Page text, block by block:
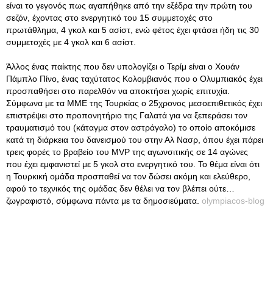
είναι το γεγονός πως αγαπήθηκε από την εξέδρα την πρώτη του
σεζόν, έχοντας στο ενεργητικό του 15 συμμετοχές στο
πρωτάθλημα, 4 γκολ και 5 ασίστ, ενώ φέτος έχει φτάσει ήδη τις 30
συμμετοχές με 4 γκολ και 6 ασίστ.
Άλλος ένας παίκτης που δεν υπολογίζει ο Τερίμ είναι ο Χουάν
Πάμπλο Πίνο, ένας ταχύτατος Κολομβιανός που ο Ολυμπιακός έχει
προσπαθήσει στο παρελθόν να αποκτήσει χωρίς επιτυχία.
Σύμφωνα με τα ΜΜΕ της Τουρκίας ο 25χρονος μεσοεπιθετικός έχει
επιστρέψει στο προπονητήριο της Γαλατά για να ξεπεράσει τον
τραυματισμό του (κάταγμα στον αστράγαλο) το οποίο αποκόμισε
κατά τη διάρκεια του δανεισμού του στην Αλ Νασρ, όπου έχει πάρει
τρεις φορές το βραβείο του MVP της αγωνσιτικής σε 14 αγώνες
που έχει εμφανιστεί με 5 γκολ στο ενεργητικό του. Το θέμα είναι ότι
η Τουρκική ομάδα προσπαθεί να τον δώσει ακόμη και ελεύθερο,
αφού το τεχνικός της ομάδας δεν θέλει να τον βλέπει ούτε…
ζωγραφιστό, σύμφωνα πάντα με τα δημοσιεύματα. olympiacos-blog